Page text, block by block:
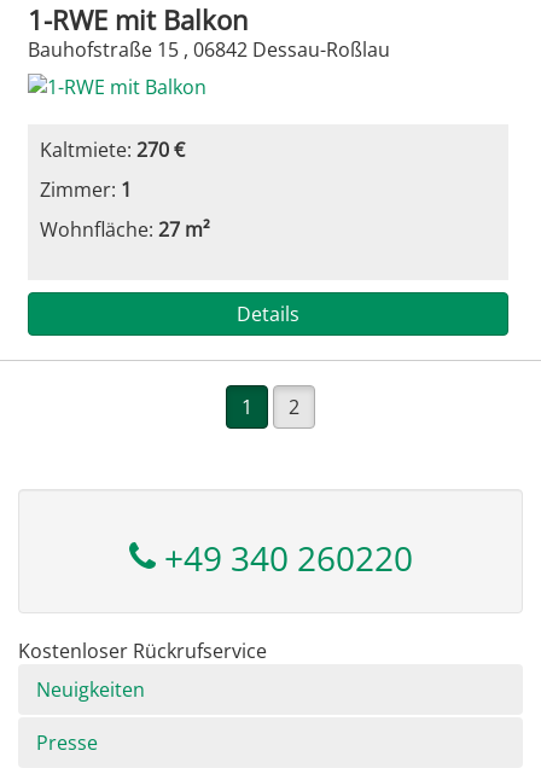
1-RWE mit Balkon
Bauhofstraße 15 , 06842 Dessau-Roßlau
Kaltmiete:270 €
Zimmer: 1
Wohnfläche:27 m²
Details
1 2
+49 340 260220
Kostenloser Rückrufservice
Navigation
überspringen
Neuigkeiten
Presse